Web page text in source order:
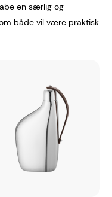
en særlig og
både vil være praktisk